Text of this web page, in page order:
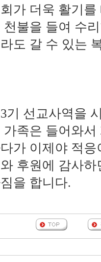
가 더욱 활기
천불을 들여 수
도 갈 수 있는
기 선교사역을
가족은 들어와
가 이제야 적
후원에 감사
을 합니다.